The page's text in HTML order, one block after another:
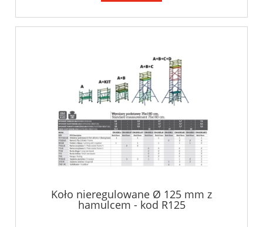
Koło nieregulowane Ø 125 mm z
hamulcem - kod R125